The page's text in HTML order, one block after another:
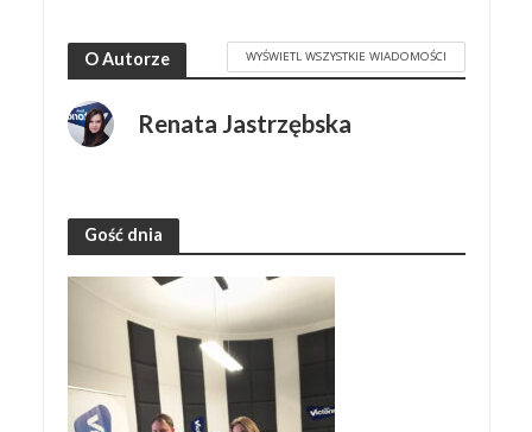
O Autorze WYŚWIETL WSZYSTKIE WIADOMOŚCI
Renata Jastrzębska
Gość dnia